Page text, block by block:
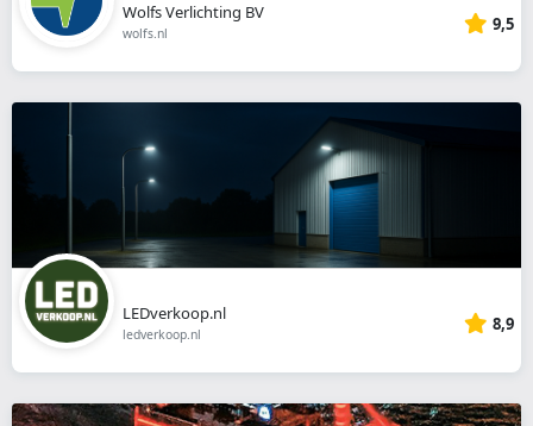
Wolfs Verlichting BV
wolfs.nl 9,5
LEDverkoop.nl
ledverkoop.nl 8,9